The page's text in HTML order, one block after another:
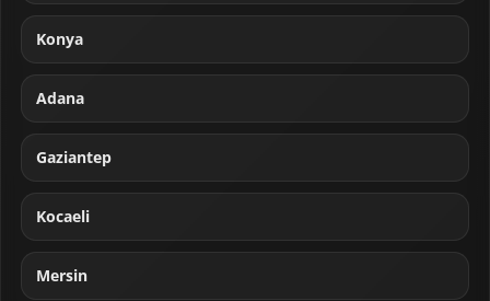
Konya
Adana
Gaziantep
Kocaeli
Mersin